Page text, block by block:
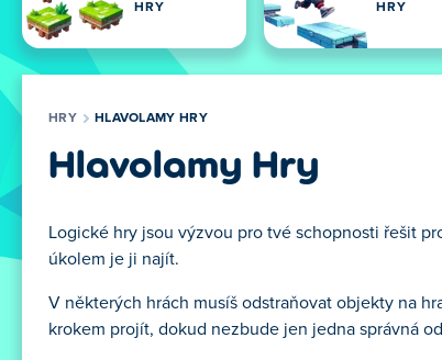
HRY
HRY
HRY HLAVOLAMY HRY
Hlavolamy Hry
Logické hry jsou výzvou pro tvé schopnosti řešit
úkolem je ji najít.
V některých hrách musíš odstraňovat objekty na
krokem projít, dokud nezbude jen jedna správná